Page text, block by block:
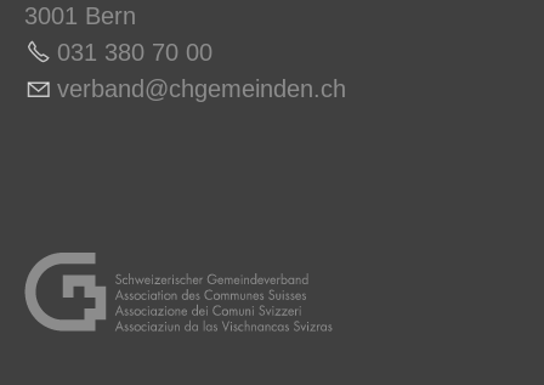
3001 Bern
031 380 70 00
v rb nd chg m nd n ch